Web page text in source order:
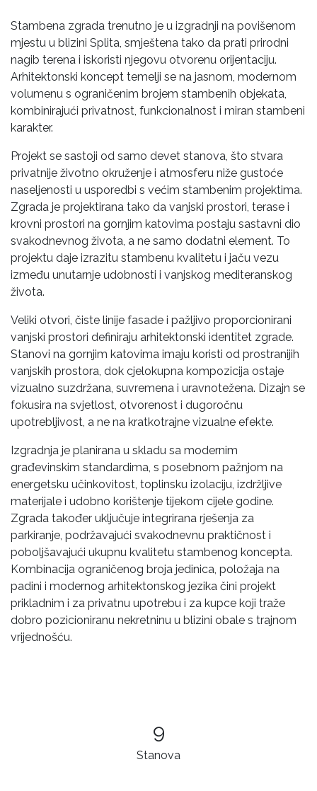
Stambena zgrada trenutno je u izgradnji na povišenom
mjestu u blizini Splita, smještena tako da prati prirodni
nagib terena i iskoristi njegovu otvorenu orijentaciju.
Arhitektonski koncept temelji se na jasnom, modernom
volumenu s ograničenim brojem stambenih objekata,
kombinirajući privatnost, funkcionalnost i miran stambeni
karakter.
Projekt se sastoji od samo devet stanova, što stvara
privatnije životno okruženje i atmosferu niže gustoće
naseljenosti u usporedbi s većim stambenim projektima.
Zgrada je projektirana tako da vanjski prostori, terase i
krovni prostori na gornjim katovima postaju sastavni dio
svakodnevnog života, a ne samo dodatni element. To
projektu daje izrazitu stambenu kvalitetu i jaču vezu
između unutarnje udobnosti i vanjskog mediteranskog
života.
Veliki otvori, čiste linije fasade i pažljivo proporcionirani
vanjski prostori definiraju arhitektonski identitet zgrade.
Stanovi na gornjim katovima imaju koristi od prostranijih
vanjskih prostora, dok cjelokupna kompozicija ostaje
vizualno suzdržana, suvremena i uravnotežena. Dizajn se
fokusira na svjetlost, otvorenost i dugoročnu
upotrebljivost, a ne na kratkotrajne vizualne efekte.
Izgradnja je planirana u skladu sa modernim
građevinskim standardima, s posebnom pažnjom na
energetsku učinkovitost, toplinsku izolaciju, izdržljive
materijale i udobno korištenje tijekom cijele godine.
Zgrada također uključuje integrirana rješenja za
parkiranje, podržavajući svakodnevnu praktičnost i
poboljšavajući ukupnu kvalitetu stambenog koncepta.
Kombinacija ograničenog broja jedinica, položaja na
padini i modernog arhitektonskog jezika čini projekt
prikladnim i za privatnu upotrebu i za kupce koji traže
dobro pozicioniranu nekretninu u blizini obale s trajnom
vrijednošću.
9
Stanova